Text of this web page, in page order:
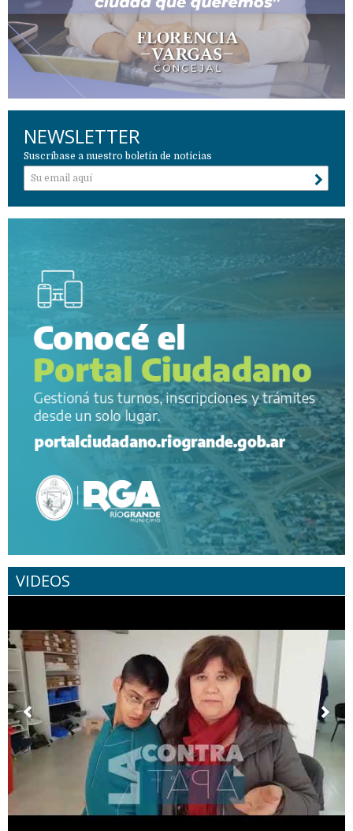
NEWSLETTER
Suscríbase a nuestro boletín de noticias
VIDEOS